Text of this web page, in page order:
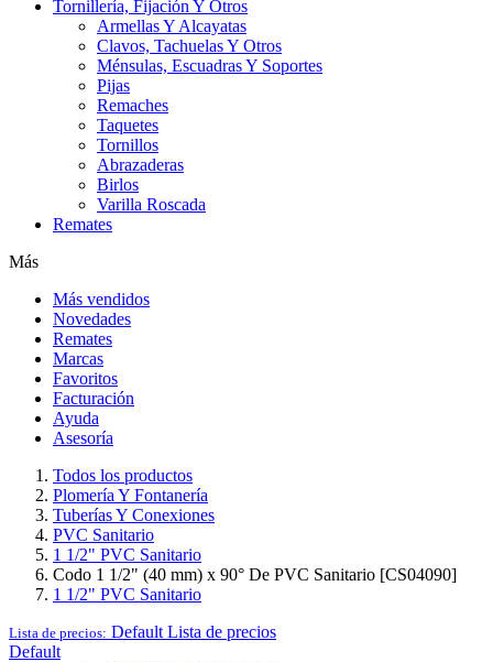
Tornillería, Fijación Y Otros
Armellas Y Alcayatas
Clavos, Tachuelas Y Otros
Ménsulas, Escuadras Y Soportes
Pijas
Remaches
Taquetes
Tornillos
Abrazaderas
Birlos
Varilla Roscada
Remates
Más
Más vendidos
Novedades
Remates
Marcas
Favoritos
Facturación
Ayuda
Asesoría
Todos los productos
Plomería Y Fontanería
Tuberías Y Conexiones
PVC Sanitario
1 1/2" PVC Sanitario
Codo 1 1/2" (40 mm) x 90° De PVC Sanitario [CS04090]
1 1/2" PVC Sanitario
Lista de precios: Default Lista de precios
Default